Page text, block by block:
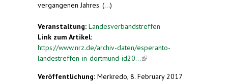
vergangenen Jahres. (...)
Veranstaltung: Landesverbandstreffen
Link zum Artikel:
https://www.nrz.de/archiv-daten/esperanto-
landestreffen-in-dortmund-id20...(link is external)
Veröffentlichung: Merkredo, 8. February 2017